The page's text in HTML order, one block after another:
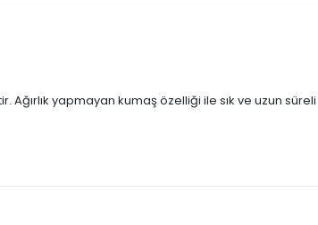
Ağırlık yapmayan kumaş özelliği ile sık ve uzun